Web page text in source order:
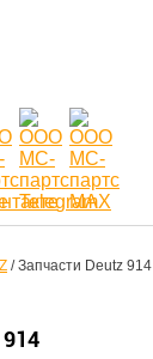
/Запчасти Deutz 914